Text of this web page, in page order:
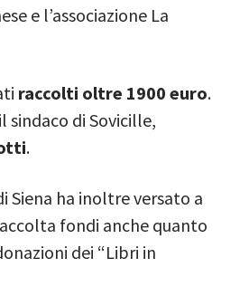
e l’associazione La
raccolti oltre 1900 euro.
sindaco di Sovicille,
.
Siena ha inoltre versato a
fondi anche quanto
dei “Libri in